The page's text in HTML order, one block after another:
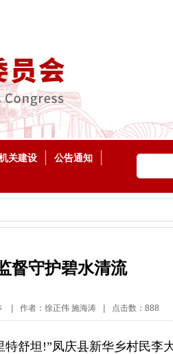
关建设
公告通知
督守护碧水清流
作者：徐正伟 施海涛 点击数： 888
舒坦!”凤庆县新华乡村民李